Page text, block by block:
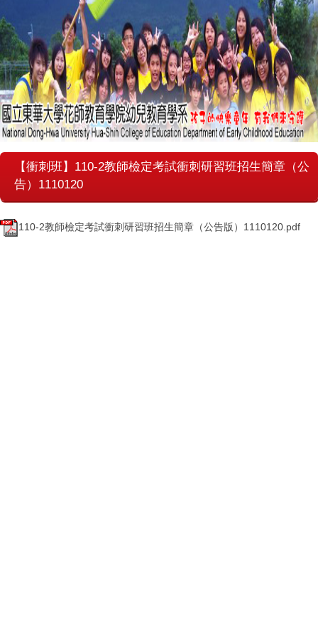
【衝刺班】110-2教師檢定考試衝刺研習班招生簡章（公
告）1110120
110-2教師檢定考試衝刺研習班招生簡章（公告版）1110120.pdf